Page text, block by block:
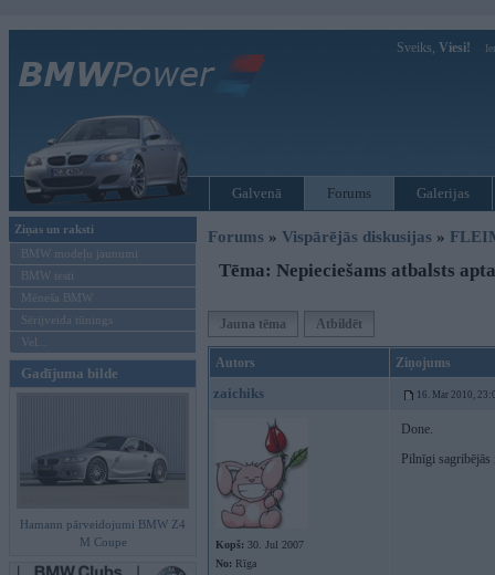
Sveiks, Viesi!
Galvenā Forums Galerijas
Ziņas un raksti
BMW modeļu jaunumi
BMW testi
Mēneša BMW
Sērijveida tūnings
Vel...
Gadījuma bilde
Hamann pārveidojumi BMW Z4
M Coupe
Forums » Vispārējās diskusijas »
Tēma: Nepieciešams atbalsts
Jauna tēma Atbildēt
Autors Ziņojums
zaichiks 16. Mar 2010,
Kopš: 30. Jul 2007
No: Rīga
Done.
Pilnīgi